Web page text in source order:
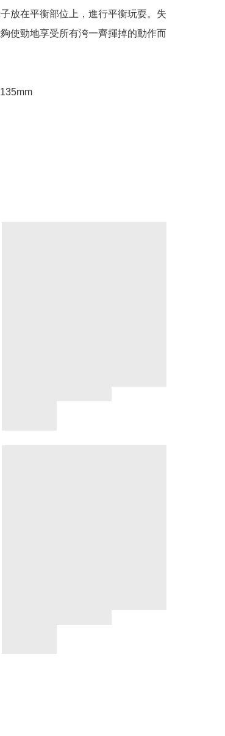
放在平衡部位上，進行平衡玩耍。失
使勁地享受所有洿一齊揮掉的動作而